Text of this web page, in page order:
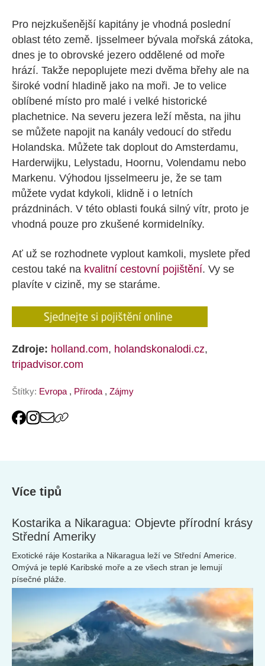
Pro nejzkušenější kapitány je vhodná poslední
oblast této země. Ijsselmeer bývala mořská zátoka,
dnes je to obrovské jezero oddělené od moře
hrází. Takže nepoplujete mezi dvěma břehy ale na
široké vodní hladině jako na moři. Je to velice
oblíbené místo pro malé i velké historické
plachetnice. Na severu jezera leží města, na jihu
se můžete napojit na kanály vedoucí do středu
Holandska. Můžete tak doplout do Amsterdamu,
Harderwijku, Lelystadu, Hoornu, Volendamu nebo
Markenu. Výhodou Ijsselmeeru je, že se tam
můžete vydat kdykoli, klidně i o letních
prázdninách. V této oblasti fouká silný vítr, proto je
vhodná pouze pro zkušené kormidelníky.
Ať už se rozhodnete vyplout kamkoli, myslete před
cestou také na kvalitní cestovní pojištění. Vy se
plavíte v cizině, my se staráme.
Zdroje: holland.com, holandskonalodi.cz,
tripadvisor.com
Štítky: Evropa , Příroda , Zájmy
Více tipů
Kostarika a Nikaragua: Objevte přírodní krásy
Střední Ameriky
Exotické ráje Kostarika a Nikaragua leží ve Střední Americe.
Omývá je teplé Karibské moře a ze všech stran je lemují
písečné pláže.